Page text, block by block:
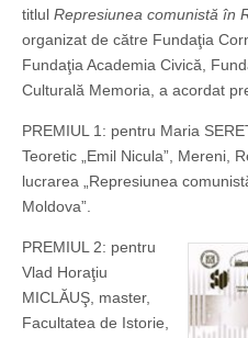
titlul Represiunea comunistă în
organizat de către Fundaţia
Fundaţia Academia Civică,
Culturală Memoria, a acordat
PREMIUL 1: pentru Maria
Teoretic „Emil Nicula”, Mereni,
lucrarea „Represiunea
Moldova”.
PREMIUL 2: pentru
Vlad Horaţiu
MICLĂUŞ, master,
Facultatea de Istorie,